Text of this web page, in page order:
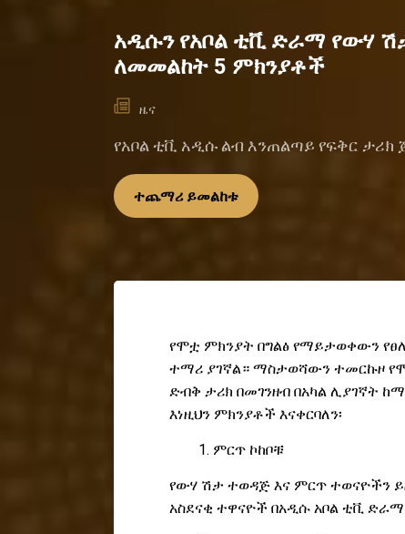
አዲሱን የአቦል ቲቪ ድራማ የውሃ
ለመመልከት 5 ምክንያቶች
ዜና
የአቦል ቲቪ አዲሱ ልብ እንጠልጣይ የፍቅር ታሪክ
ተጨማሪ ይመልከቱ
የሞቷ ምክንያት በግልፅ የማይታወቀውን
ተማሪ ያገኛል። ማስታወሻውን ተመርኩዞ
ድብቅ ታሪክ በመገንዘብ በአካል ሊያገኛት
እነዚህን ምክንያቶች እናቀርባለን፡
ምርጥ ኮከቦቹ
የውሃ ሽታ ተወዳጅ እና ምርጥ ተወናዮችን
አስደናቂ ተዋናዮች በአዲሱ አቦል ቲቪ